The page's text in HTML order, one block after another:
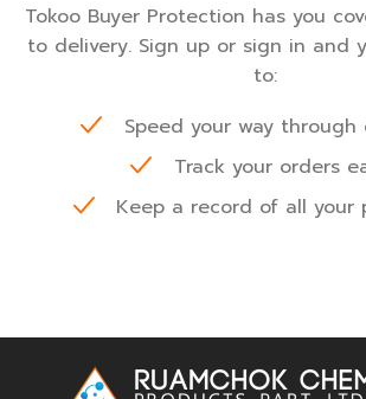
Tokoo Buyer Protection has you
to delivery. Sign up or sign in and
to:
Speed your way through
Track your orders
Keep a record of all your